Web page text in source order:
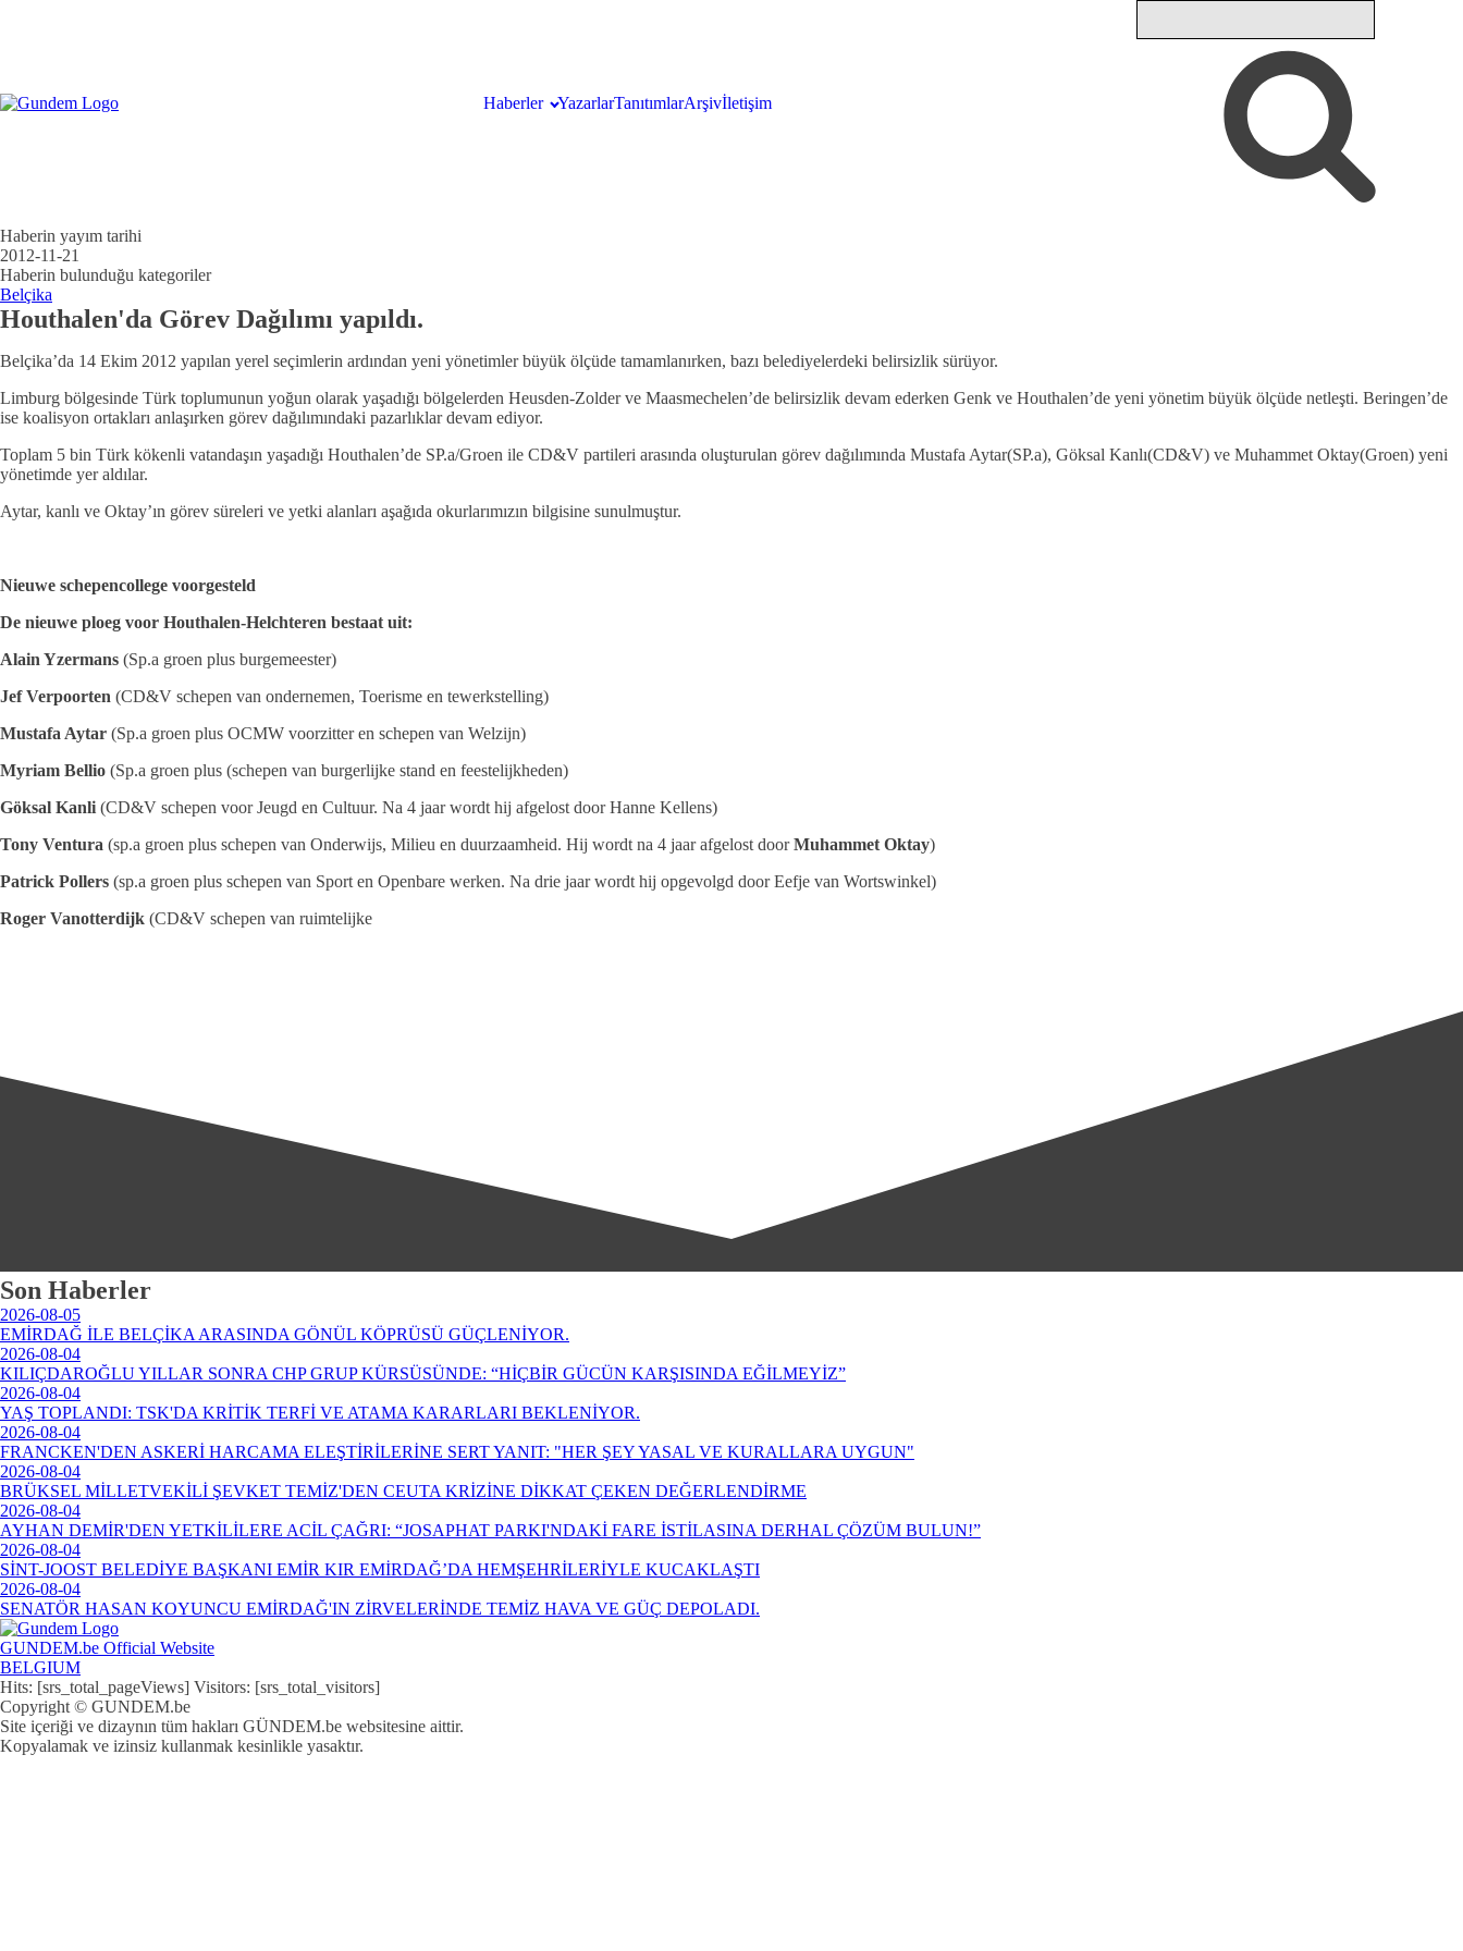
Haberler YazarlarTanıtımlarArşivİletişim
Haberin yayım tarihi
2012-11-21
Haberin bulunduğu kategoriler
Belçika
Houthalen'da Görev Dağılımı yapıldı.
Belçika’da 14 Ekim 2012 yapılan yerel seçimlerin ardından yeni yönetimler büyük ölçüde tamamlanırken, bazı belediyelerdeki belirsizlik sürüyor.
Limburg bölgesinde Türk toplumunun yoğun olarak yaşadığı bölgelerden Heusden-Zolder ve Maasmechelen’de belirsizlik devam ederken Genk ve Houthalen’de yeni yönetim büyük ölçüde netleşti. Beringen’de
ise koalisyon ortakları anlaşırken görev dağılımındaki pazarlıklar devam ediyor.
Toplam 5 bin Türk kökenli vatandaşın yaşadığı Houthalen’de SP.a/Groen ile CD&V partileri arasında oluşturulan görev dağılımında Mustafa Aytar(SP.a), Göksal Kanlı(CD&V) ve Muhammet Oktay(Groen) yeni
yönetimde yer aldılar.
Aytar, kanlı ve Oktay’ın görev süreleri ve yetki alanları aşağıda okurlarımızın bilgisine sunulmuştur.
Nieuwe schepencollege voorgesteld
De nieuwe ploeg voor Houthalen-Helchteren bestaat uit:
Alain Yzermans (Sp.a groen plus burgemeester)
Jef Verpoorten (CD&V schepen van ondernemen, Toerisme en tewerkstelling)
Mustafa Aytar (Sp.a groen plus OCMW voorzitter en schepen van Welzijn)
Myriam Bellio (Sp.a groen plus (schepen van burgerlijke stand en feestelijkheden)
Göksal Kanli (CD&V schepen voor Jeugd en Cultuur. Na 4 jaar wordt hij afgelost door Hanne Kellens)
Tony Ventura (sp.a groen plus schepen van Onderwijs, Milieu en duurzaamheid. Hij wordt na 4 jaar afgelost doorMuhammet Oktay)
Patrick Pollers (sp.a groen plus schepen van Sport en Openbare werken. Na drie jaar wordt hij opgevolgd door Eefje van Wortswinkel)
Roger Vanotterdijk (CD&V schepen van ruimtelijke
Son Haberler
2026-08-05
EMİRDAĞ İLE BELÇİKA ARASINDA GÖNÜL KÖPRÜSÜ GÜÇLENİYOR.
2026-08-04
KILIÇDAROĞLU YILLAR SONRA CHP GRUP KÜRSÜSÜNDE: “HİÇBİR GÜCÜN KARŞISINDA EĞİLMEYİZ”
2026-08-04
YAŞ TOPLANDI: TSK'DA KRİTİK TERFİ VE ATAMA KARARLARI BEKLENİYOR.
2026-08-04
FRANCKEN'DEN ASKERİ HARCAMA ELEŞTİRİLERİNE SERT YANIT: "HER ŞEY YASAL VE KURALLARA UYGUN"
2026-08-04
BRÜKSEL MİLLETVEKİLİ ŞEVKET TEMİZ'DEN CEUTA KRİZİNE DİKKAT ÇEKEN DEĞERLENDİRME
2026-08-04
AYHAN DEMİR'DEN YETKİLİLERE ACİL ÇAĞRI: “JOSAPHAT PARKI'NDAKİ FARE İSTİLASINA DERHAL ÇÖZÜM BULUN!”
2026-08-04
SİNT-JOOST BELEDİYE BAŞKANI EMİR KIR EMİRDAĞ’DA HEMŞEHRİLERİYLE KUCAKLAŞTI
2026-08-04
SENATÖR HASAN KOYUNCU EMİRDAĞ'IN ZİRVELERİNDE TEMİZ HAVA VE GÜÇ DEPOLADI.
GUNDEM.be Official Website
BELGIUM
Hits: [srs_total_pageViews] Visitors: [srs_total_visitors]
Copyright © GUNDEM.be
Site içeriği ve dizaynın tüm hakları GÜNDEM.be websitesine aittir.
Kopyalamak ve izinsiz kullanmak kesinlikle yasaktır.